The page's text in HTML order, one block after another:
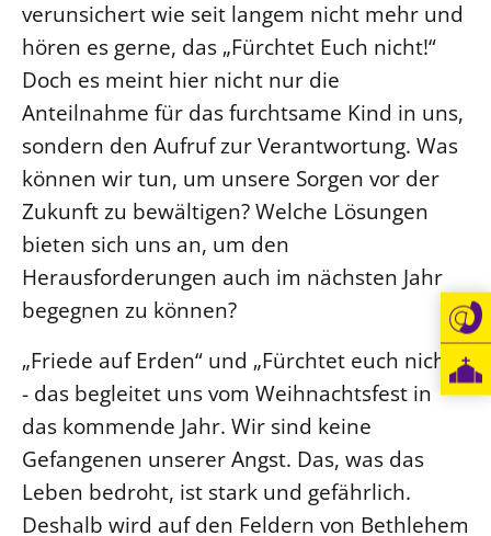
verunsichert wie seit langem nicht mehr und
hören es gerne, das „Fürchtet Euch nicht!“
Doch es meint hier nicht nur die
Anteilnahme für das furchtsame Kind in uns,
sondern den Aufruf zur Verantwortung. Was
können wir tun, um unsere Sorgen vor der
Zukunft zu bewältigen? Welche Lösungen
bieten sich uns an, um den
Herausforderungen auch im nächsten Jahr
begegnen zu können?
„Friede auf Erden“ und „Fürchtet euch nicht“
- das begleitet uns vom Weihnachtsfest in
das kommende Jahr. Wir sind keine
Gefangenen unserer Angst. Das, was das
Leben bedroht, ist stark und gefährlich.
Deshalb wird auf den Feldern von Bethlehem